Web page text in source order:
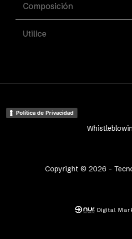
Composición
Utilice
Copyright © 2026 -
Política de Privacidad
Digital